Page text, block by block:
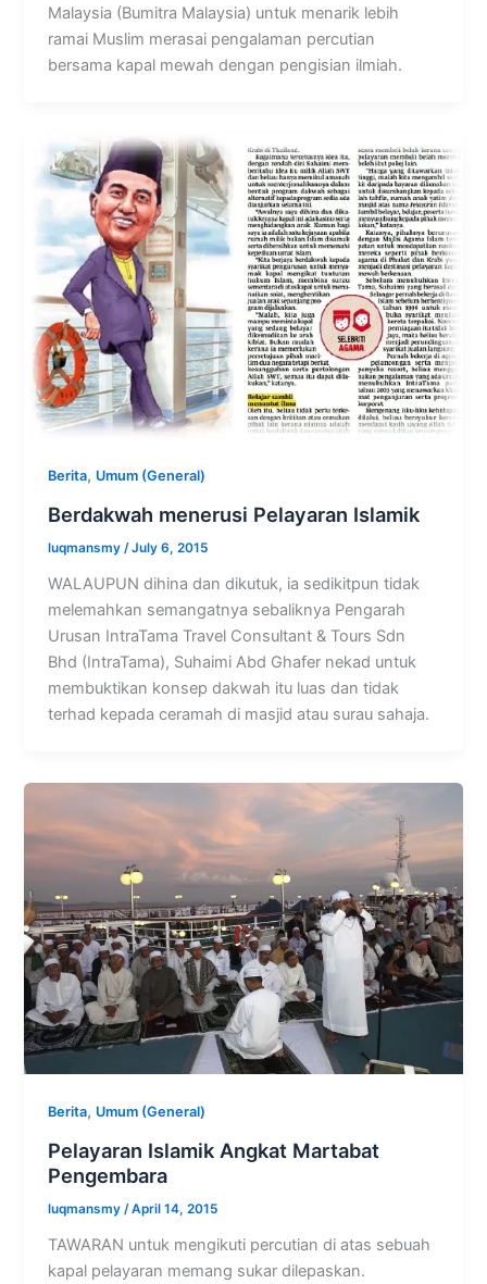
Malaysia (Bumitra Malaysia) untuk menarik lebih
ramai Muslim merasai pengalaman percutian
bersama kapal mewah dengan pengisian ilmiah.
Berita, Umum (General)
Berdakwah menerusi Pelayaran Islamik
luqmansmy/July 6, 2015
WALAUPUN dihina dan dikutuk, ia sedikitpun tidak
melemahkan semangatnya sebaliknya Pengarah
Urusan IntraTama Travel Consultant & Tours Sdn
Bhd (IntraTama), Suhaimi Abd Ghafer nekad untuk
membuktikan konsep dakwah itu luas dan tidak
terhad kepada ceramah di masjid atau surau sahaja.
Berita, Umum (General)
Pelayaran Islamik Angkat Martabat
Pengembara
luqmansmy/April 14, 2015
TAWARAN untuk mengikuti percutian di atas sebuah
kapal pelayaran memang sukar dilepaskan.